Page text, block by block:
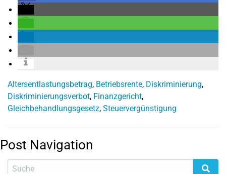
Altersentlastungsbetrag, Betriebsrente, Diskriminierung,
Diskriminierungsverbot, Finanzgericht,
Gleichbehandlungsgesetz, Steuervergünstigung
Post Navigation